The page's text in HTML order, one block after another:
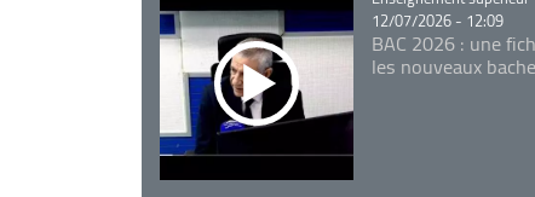
12/07/2026 - 12:09
BAC 2026 : une
les nouveaux